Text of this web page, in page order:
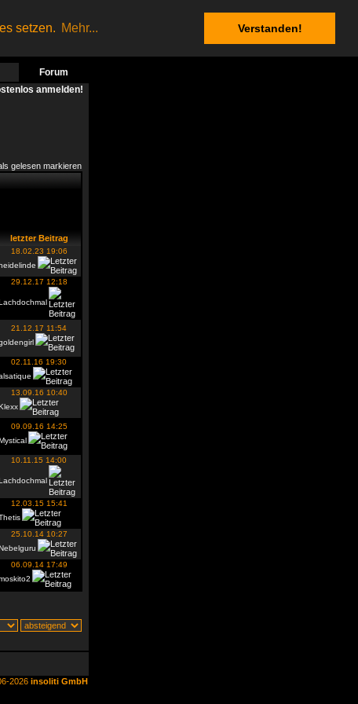
setzen. Mehr... Verstanden!
Forum
anmelden!
gelesen markieren
letzter Beitrag
18.02.23 19:06
29.12.17 12:18
21.12.17 11:54
02.11.16 19:30
13.09.16 10:40
09.09.16 14:25
10.11.15 14:00
12.03.15 15:41
25.10.14 10:27
06.09.14 17:49
2026 insoliti GmbH